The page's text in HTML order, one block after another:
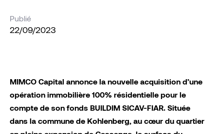
Publié
22/09/2023
MIMCO Capital annonce la nouvelle acquisition d’une
opération immobilière 100% résidentielle pour le
compte de son fonds BUILDIM SICAV-FIAR. Située
dans la commune de Kohlenberg, au cœur du quartier